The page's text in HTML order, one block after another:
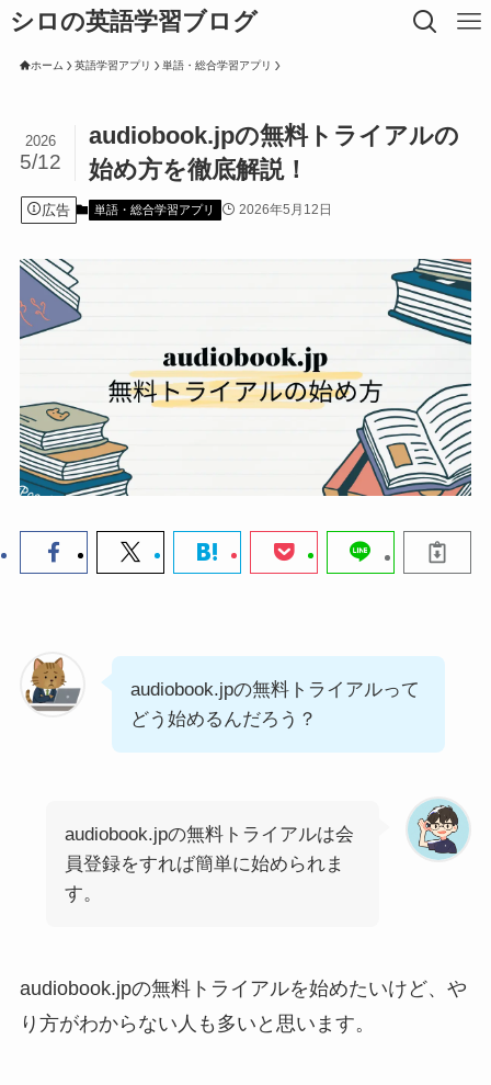
シロの英語学習ブログ
ホーム 英語学習アプリ 単語・総合学習アプリ
audiobook.jpの無料トライアルの
始め方を徹底解説！
2026
5/12
広告 単語・総合学習アプリ 2026年5月12日
audiobook.jpの無料トライアルって
どう始めるんだろう？
audiobook.jpの無料トライアルは会
員登録をすれば簡単に始められま
す。
audiobook.jpの無料トライアルを始めたいけど、や
り方がわからない人も多いと思います。